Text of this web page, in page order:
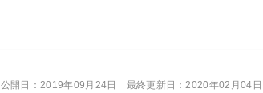
公開日：2019年09月24日 最終更新日：2020年02月04日